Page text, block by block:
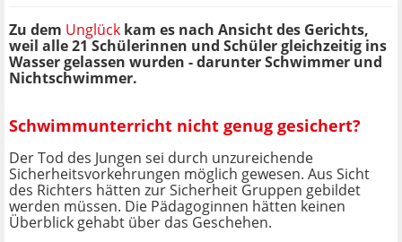
Zu dem Unglück kam es nach Ansicht des Gerichts,
weil alle 21 Schülerinnen und Schüler gleichzeitig ins
Wasser gelassen wurden - darunter Schwimmer und
Nichtschwimmer.
Schwimmunterricht nicht genug gesichert?
Der Tod des Jungen sei durch unzureichende
Sicherheitsvorkehrungen möglich gewesen. Aus Sicht
des Richters hätten zur Sicherheit Gruppen gebildet
werden müssen. Die Pädagoginnen hätten keinen
Überblick gehabt über das Geschehen.